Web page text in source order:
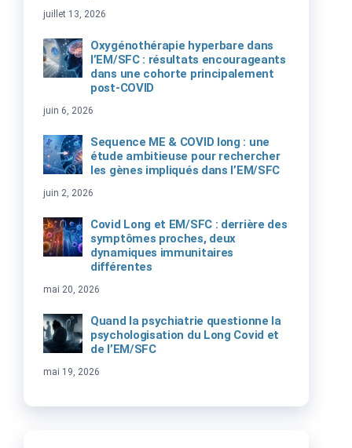
juillet 13, 2026
Oxygénothérapie hyperbare dans
l’EM/SFC : résultats encourageants
dans une cohorte principalement
post-COVID
juin 6, 2026
Sequence ME & COVID long : une
étude ambitieuse pour rechercher
les gènes impliqués dans l’EM/SFC
juin 2, 2026
Covid Long et EM/SFC : derrière des
symptômes proches, deux
dynamiques immunitaires
différentes
mai 20, 2026
Quand la psychiatrie questionne la
psychologisation du Long Covid et
de l’EM/SFC
mai 19, 2026